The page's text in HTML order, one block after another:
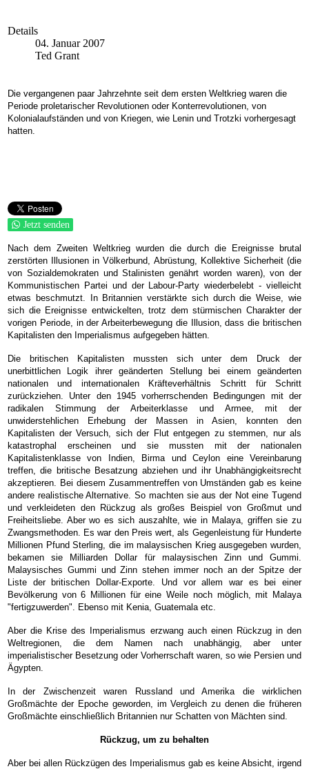
Details
04. Januar 2007
Ted Grant
Die vergangenen paar Jahrzehnte seit dem ersten Weltkrieg waren die
Periode proletarischer Revolutionen oder Konterrevolutionen, von
Kolonialaufständen und von Kriegen, wie Lenin und Trotzki vorhergesagt
hatten.
Jetzt senden
Nach dem Zweiten Weltkrieg wurden die durch die Ereignisse brutal
zerstörten Illusionen in Völkerbund, Abrüstung, Kollektive Sicherheit (die
von Sozialdemokraten und Stalinisten genährt worden waren), von der
Kommunistischen Partei und der Labour-Party wiederbelebt - vielleicht
etwas beschmutzt. In Britannien verstärkte sich durch die Weise, wie
sich die Ereignisse entwickelten, trotz dem stürmischen Charakter der
vorigen Periode, in der Arbeiterbewegung die Illusion, dass die britischen
Kapitalisten den Imperialismus aufgegeben hätten.
Die britischen Kapitalisten mussten sich unter dem Druck der
unerbittlichen Logik ihrer geänderten Stellung bei einem geänderten
nationalen und internationalen Kräfteverhältnis Schritt für Schritt
zurückziehen. Unter den 1945 vorherrschenden Bedingungen mit der
radikalen Stimmung der Arbeiterklasse und Armee, mit der
unwiderstehlichen Erhebung der Massen in Asien, konnten den
Kapitalisten der Versuch, sich der Flut entgegen zu stemmen, nur als
katastrophal erscheinen und sie mussten mit der nationalen
Kapitalistenklasse von Indien, Birma und Ceylon eine Vereinbarung
treffen, die britische Besatzung abziehen und ihr Unabhängigkeitsrecht
akzeptieren. Bei diesem Zusammentreffen von Umständen gab es keine
andere realistische Alternative. So machten sie aus der Not eine Tugend
und verkleideten den Rückzug als großes Beispiel von Großmut und
Freiheitsliebe. Aber wo es sich auszahlte, wie in Malaya, griffen sie zu
Zwangsmethoden. Es war den Preis wert, als Gegenleistung für Hunderte
Millionen Pfund Sterling, die im malaysischen Krieg ausgegeben wurden,
bekamen sie Milliarden Dollar für malaysischen Zinn und Gummi.
Malaysisches Gummi und Zinn stehen immer noch an der Spitze der
Liste der britischen Dollar-Exporte. Und vor allem war es bei einer
Bevölkerung von 6 Millionen für eine Weile noch möglich, mit Malaya
"fertigzuwerden". Ebenso mit Kenia, Guatemala etc.
Aber die Krise des Imperialismus erzwang auch einen Rückzug in den
Weltregionen, die dem Namen nach unabhängig, aber unter
imperialistischer Besetzung oder Vorherrschaft waren, so wie Persien und
Ägypten.
In der Zwischenzeit waren Russland und Amerika die wirklichen
Großmächte der Epoche geworden, im Vergleich zu denen die früheren
Großmächte einschließlich Britannien nur Schatten von Mächten sind.
Rückzug, um zu behalten
Aber bei allen Rückzügen des Imperialismus gab es keine Absicht, irgend